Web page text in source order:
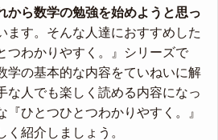
から数学の勉強を始めようと思っ
ます。そんな人達におすすめした
つわかりやすく。』シリーズで
学の基本的な内容をていねいに解
な人でも楽しく読める内容になっ
ひとつひとつわかりやすく。』
く紹介しましょう。